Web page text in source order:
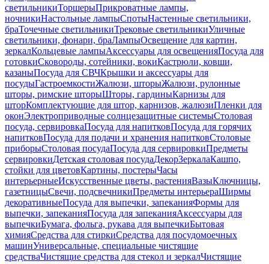
светильникиТоршерыПрикроватные лампы,
ночникиНастольные лампыСпотыНастенные светильники,
браТочечные светильникиТрековые светильникиУличные
светильники, фонари, браЛампыОсвещение для картин,
зеркалКольцевые лампыАксессуары для освещенияПосуда для
готовкиСковороды, сотейники, вокиКастрюли, ковши,
казаныПосуда для СВЧКрышки и аксессуары для
посудыГастроемкостиЖалюзи, шторыЖалюзи, рулонные
шторы, римские шторыШторы, гардиныКарнизы для
шторКомплектующие для штор, карнизов, жалюзиПленки для
оконЭлектроприводные солнцезащитные системыСтоловая
посуда, сервировкаПосуда для напитковПосуда для горячих
напитковПосуда для подачи и хранения напитковСтоловые
приборыСтоловая посудаПосуда для сервировкиПредметы
сервировкиДетская столовая посудаДекорЗеркалаКашпо,
стойки для цветовКартины, постерыЧасы
интерьерныеИскусственные цветы, растенияВазыКлючницы,
газетницыСвечи, подсвечникиПредметы интерьераШирмы
декоративныеПосуда для выпечки, запеканияФормы для
выпечки, запеканияПосуда для запеканияАксессуары для
выпечкиБумага, фольга, рукава для выпечкиБытовая
химияСредства для стиркиСредства для посудомоечных
машинУниверсальные, специальные чистящие
средстваЧистящие средства для стекол и зеркалЧистящие